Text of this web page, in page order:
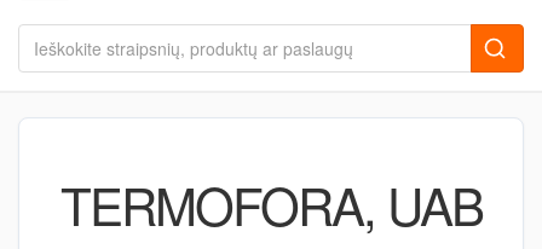
TERMOFORA, UAB